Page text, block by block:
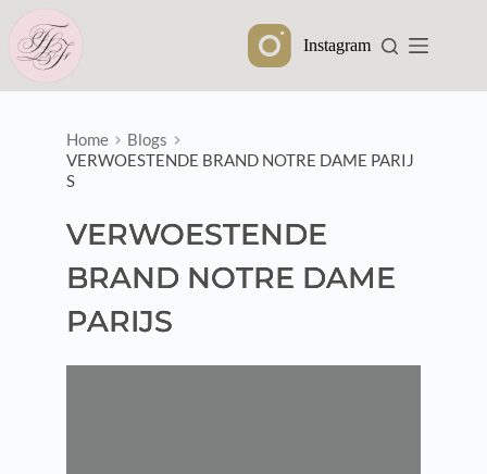
naar
inhoud
Instagram
Home
Blogs
VERWOESTENDE BRAND NOTRE DAME PARIJ
S
VERWOESTENDE
BRAND NOTRE DAME
PARIJS